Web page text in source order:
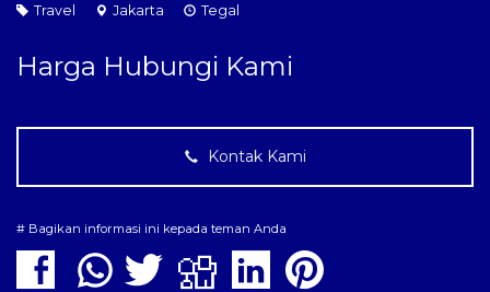
Travel Jakarta Tegal
Harga Hubungi Kami
Kontak Kami
# Bagikan informasi ini kepada teman Anda